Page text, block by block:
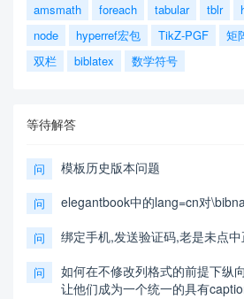
amsmath
foreach tabular tblr
node
hyperref宏包 TikZ-PGF 矩
双栏
biblatex 数学符号
等待解答
问 模板历史版本问题
问 elegantbook中的lang=cn对
问 绑定手机,发送验证码,老是未点
问
如何在不修改列格式的前提下纵
让他们成为一个统一的具有